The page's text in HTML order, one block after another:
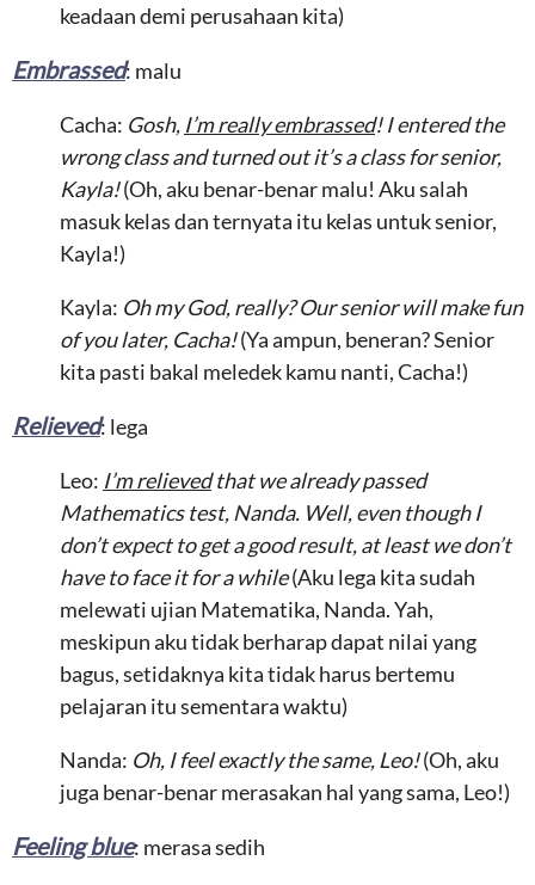
keadaan demi perusahaan kita)
Embrassed: malu
Cacha: Gosh, I’m really embrassed! I entered the
wrong class and turned out it’s a class for senior,
Kayla!(Oh, aku benar-benar malu! Aku salah
masuk kelas dan ternyata itu kelas untuk senior,
Kayla!)
Kayla: Oh my God, really? Our senior will make fun
of you later, Cacha!(Ya ampun, beneran? Senior
kita pasti bakal meledek kamu nanti, Cacha!)
Relieved: lega
Leo: I’m relievedthat we already passed
Mathematics test, Nanda. Well, even though I
don’t expect to get a good result, at least we don’t
have to face it for a while(Aku lega kita sudah
melewati ujian Matematika, Nanda. Yah,
meskipun aku tidak berharap dapat nilai yang
bagus, setidaknya kita tidak harus bertemu
pelajaran itu sementara waktu)
Nanda: Oh, I feel exactly the same, Leo!(Oh, aku
juga benar-benar merasakan hal yang sama, Leo!)
Feeling blue: merasa sedih